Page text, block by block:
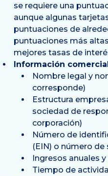
se requiere una
aunque algunas
puntuaciones de
puntuaciones más
mejores tasas de
Información
Nombre legal y
corresponde)
Estructura
sociedad de
corporación)
Número de
(EIN) o número de
Ingresos anuales
Tiempo de